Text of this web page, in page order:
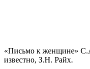
«Письмо к женщине»
известно, З.Н. Райх.